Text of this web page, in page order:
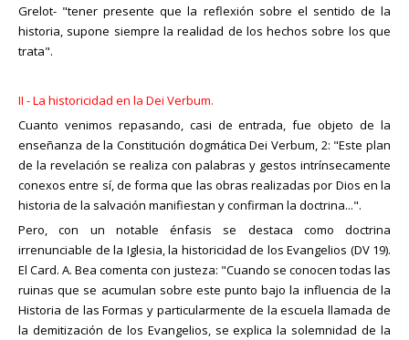
Grelot- "tener presente que la reflexión sobre el sentido de la
historia, supone siempre la realidad de los hechos sobre los que
trata".
II - La historicidad en la Dei Verbum.
Cuanto venimos repasando, casi de entrada, fue objeto de la
enseñanza de la Constitución dogmática Dei Verbum, 2: "Este plan
de la revelación se realiza con palabras y gestos intrínsecamente
conexos entre sí, de forma que las obras realizadas por Dios en la
historia de la salvación manifiestan y confirman la doctrina...".
Pero, con un notable énfasis se destaca como doctrina
irrenunciable de la Iglesia, la historicidad de los Evangelios (DV 19).
El Card. A. Bea comenta con justeza: "Cuando se conocen todas las
ruinas que se acumulan sobre este punto bajo la influencia de la
Historia de las Formas y particularmente de la escuela llamada de
la demitización de los Evangelios, se explica la solemnidad de la